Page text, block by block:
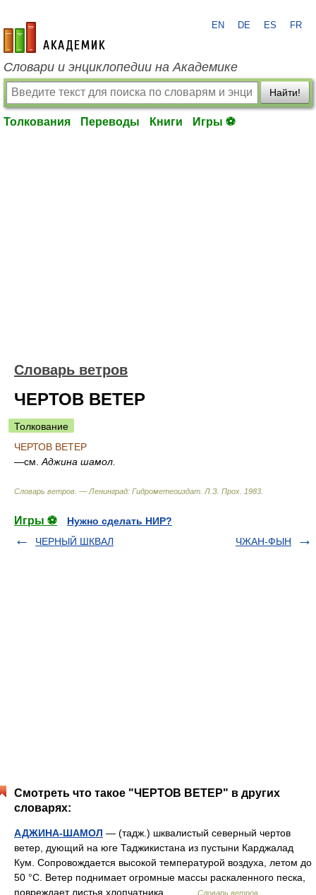
academic.ru
EN DE ES FR
Словари и энциклопедии на Академике
Найти!
Толкования Переводы Книги Игры ⚽
Словарь ветров
ЧЕРТОВ ВЕТЕР
Толкование
ЧЕРТОВ ВЕТЕР
—см. Аджина шамол.
Словарь ветров. — Ленинград: Гидрометеоиздат Л.З. Прох 1983
Игры ⚽
Нужно сделать НИР?
ЧЕРНЫЙ ШКВАЛ
ЧЖАН-ФЫН
Смотреть что такое "ЧЕРТОВ ВЕТЕР" в других
словарях:
АДЖИНА-ШАМОЛ — (тадж.) шквалистый северный чертов
ветер, дующий на юге Таджикистана из пустыни Карджалад
Кум. Сопровождается высокой температурой воздуха, летом до
50 °С. Ветер поднимает огромные массы раскаленного песка,
повреждает листья хлопчатника,… …
Словарь ветров